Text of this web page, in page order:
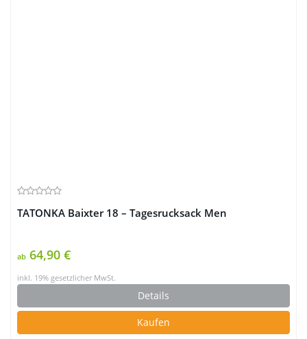
TATONKA Baixter 18 – Tagesrucksack Men
ab 64,90 €
inkl. 19% gesetzlicher MwSt.
Details
Kaufen